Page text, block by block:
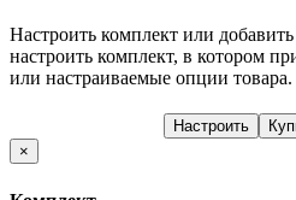
Настроить комплект или
настроить комплект, в котором
или настраиваемые опции товара.
Настроить
×